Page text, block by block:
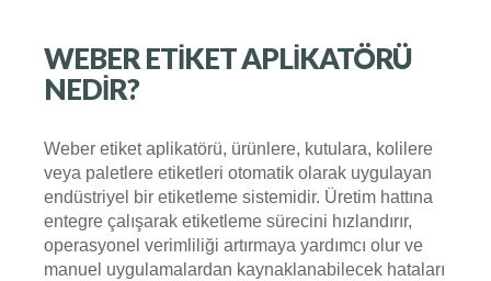
WEBER ETIKET APLIKATÖRÜ
NEDIR?
Weber etiket aplikatörü, ürünlere, kutulara, kolilere
veya paletlere etiketleri otomatik olarak uygulayan
endüstriyel bir etiketleme sistemidir. Üretim hattına
entegre çalışarak etiketleme sürecini hızlandırır,
operasyonel verimliliği artırmaya yardımcı olur ve
manuel uygulamalardan kaynaklanabilecek hataları